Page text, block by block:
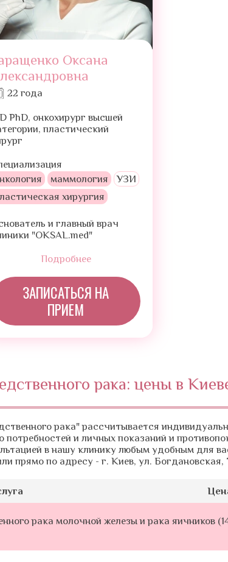
Оксана
22 года
PhD, онкохирург высшей
пластический
маммология
УЗИ
хирургия
и главный врач
"OKSAL.med"
Подробнее
ЗАПИСАТЬСЯ НА
ПРИЕМ
рака: цены в
рака" рассчитывается
потребностей и личных показаний и
в нашу клинику любым удобным для
прямо по адресу - г. Киев, ул. Богдановская,
рака молочной железы и рака яичников